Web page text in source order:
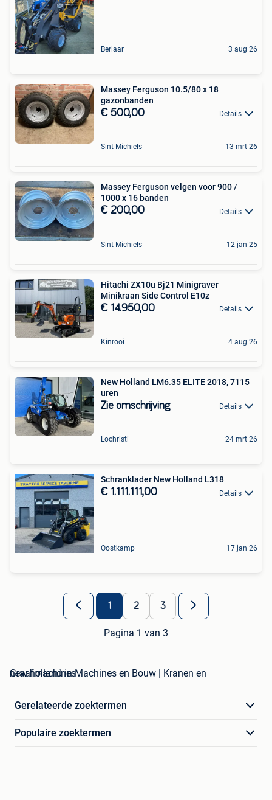
Berlaar 3 aug 26
Massey Ferguson 10.5/80 x 18
gazonbanden
€ 500,00 Details
Sint-Michiels 13 mrt 26
Massey Ferguson velgen voor 900 /
1000 x 16 banden
€ 200,00 Details
Sint-Michiels 12 jan 25
Hitachi ZX10u Bj21 Minigraver
Minikraan Side Control E10z
€ 14.950,00 Details
Kinrooi 4 aug 26
New Holland LM6.35 ELITE 2018, 7115
uren
Zie omschrijving Details
Lochristi 24 mrt 26
Schranklader New Holland L318
€ 1.111.111,00 Details
Oostkamp 17 jan 26
1 2 3
Pagina 1 van 3
new holland in Machines en Bouw | Kranen en Graafmachines
Gerelateerde zoektermen
Populaire zoektermen